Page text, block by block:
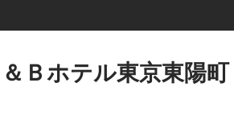
Ｂホテル東京東陽町